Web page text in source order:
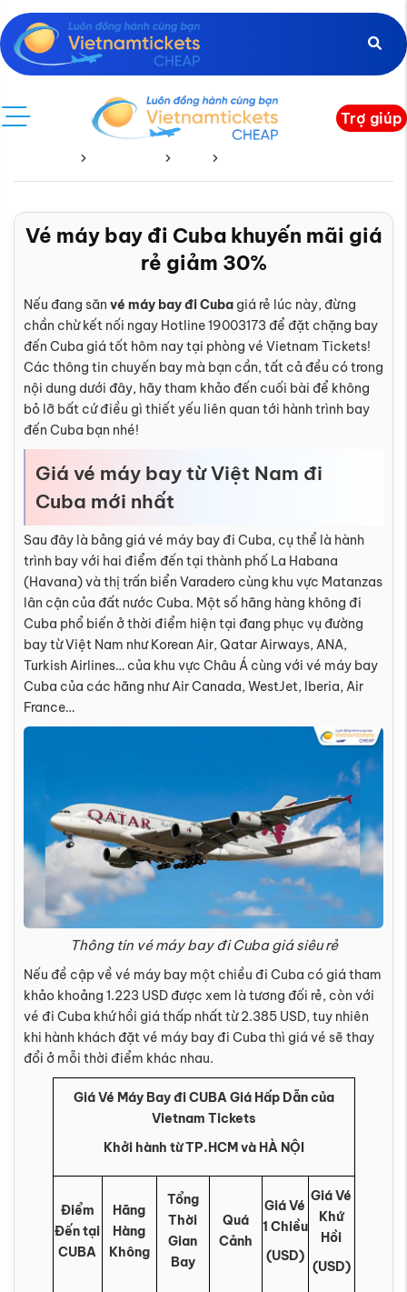
Trợ giúp
Vé máy bay đi Cuba khuyến mãi giá
rẻ giảm 30%
Nếu đang săn vé máy bay đi Cuba giá rẻ lúc này, đừng
chần chừ kết nối ngay Hotline 19003173 để đặt chặng bay
đến Cuba giá tốt hôm nay tại phòng vé Vietnam Tickets!
Các thông tin chuyến bay mà bạn cần, tất cả đều có trong
nội dung dưới đây, hãy tham khảo đến cuối bài để không
bỏ lỡ bất cứ điều gì thiết yếu liên quan tới hành trình bay
đến Cuba bạn nhé!
Giá vé máy bay từ Việt Nam đi
Cuba mới nhất
Sau đây là bảng giá vé máy bay đi Cuba, cụ thể là hành
trình bay với hai điểm đến tại thành phố La Habana
(Havana) và thị trấn biển Varadero cùng khu vực Matanzas
lân cận của đất nước Cuba. Một số hãng hàng không đi
Cuba phổ biến ở thời điểm hiện tại đang phục vụ đường
bay từ Việt Nam như Korean Air, Qatar Airways, ANA,
Turkish Airlines… của khu vực Châu Á cùng với vé máy bay
Cuba của các hãng như Air Canada, WestJet, Iberia, Air
France…
Thông tin vé máy bay đi Cuba giá siêu rẻ
Nếu đề cập về vé máy bay một chiều đi Cuba có giá tham
khảo khoảng 1.223 USD được xem là tương đối rẻ, còn với
vé đi Cuba khứ hồi giá thấp nhất từ 2.385 USD, tuy nhiên
khi hành khách đặt vé máy bay đi Cuba thì giá vé sẽ thay
đổi ở mỗi thời điểm khác nhau.
Giá Vé Máy Bay đi CUBA Giá Hấp Dẫn của
Vietnam Tickets
Khởi hành từ TP.HCM và HÀ NỘI
Điểm
Đến tại
CUBA
Hãng
Hàng
Không
Tổng
Thời
Gian
Bay
Quá
Cảnh
Giá Vé
1 Chiều
(USD)
Giá Vé
Khứ
Hồi
(USD)